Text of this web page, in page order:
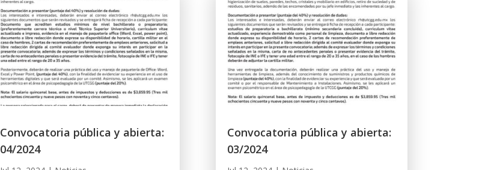
Convocatoria pública y abierta:
04/2024
Convocatoria pública y abierta:
03/2024